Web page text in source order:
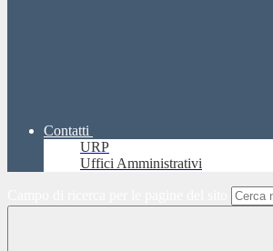
Contatti
URP
Uffici Amministrativi